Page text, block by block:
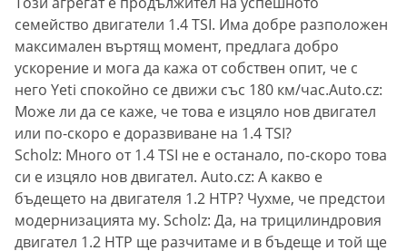
семейство двигатели 1.4 TSI. Има добре разположен
максимален въртящ момент, предлага добро
ускорение и мога да кажа от собствен опит, че с
него Yeti спокойно се движи със 180 км/час.Auto.cz:
Може ли да се каже, че това е изцяло нов двигател
или по-скоро е доразвиване на 1.4 TSI?
Scholz: Много от 1.4 TSI не е останало, по-скоро това
си е изцяло нов двигател. Auto.cz: А какво е
бъдещето на двигателя 1.2 НТР? Чухме, че предстои
модернизацията му. Scholz: Да, на трицилиндровия
двигател 1.2 НТР ще разчитаме и в бъдеще и той ще